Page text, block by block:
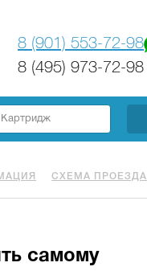
8 (901) 553-72-98
8 (495) 973-72-98
СХЕМА ПРОЕЗДА
самому